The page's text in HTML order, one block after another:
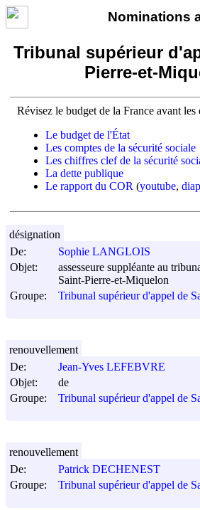
Nominations
Tribunal supérieur
Pierre-et-
Révisez le budget de la France avant les
Le budget de l'État
Les comptes de la sécurité sociale
Les chiffres clef de la sécurité
La dette publique
Le rapport du COR (youtube,
De:
Sophie LANGLOIS
Objet:
assesseure suppléante au
Saint-Pierre-et-Miquelon
Groupe:
Tribunal supérieur d'appel de
désignation
De:
Jean-Yves LEFEBVRE
Objet:
de
Groupe:
Tribunal supérieur d'appel de
renouvellement
De:
Patrick DECHENEST
Groupe:
Tribunal supérieur d'appel de
renouvellement